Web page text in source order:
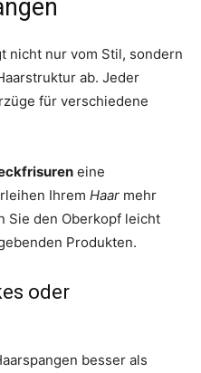
nicht nur vom Stil, sondern
ab. Jeder
für verschiedene
eine
Ihrem Haar mehr
Sie den Oberkopf leicht
Produkten.
oder
besser als